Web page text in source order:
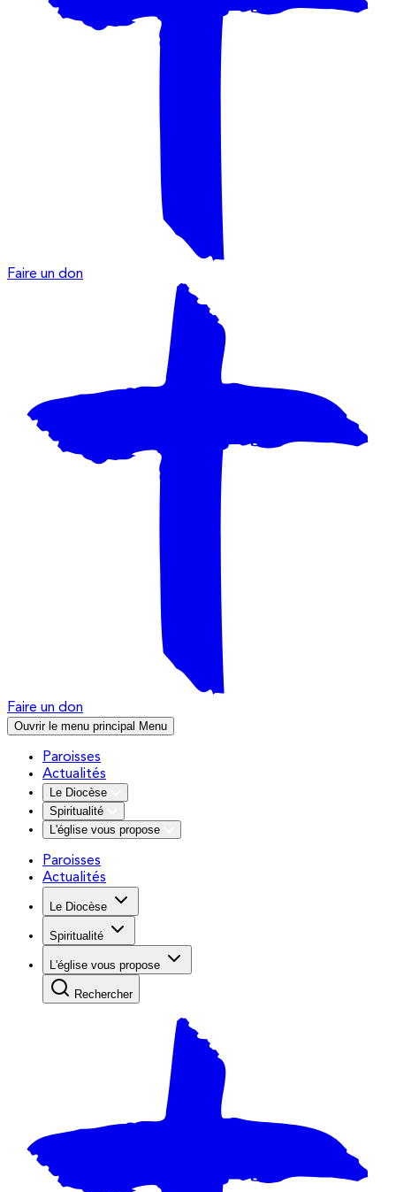
Faire un don
Faire un don
Ouvrir le menu principal Menu
Paroisses
Actualités
Le Diocèse
Spiritualité
L'église vous propose
Paroisses
Actualités
Le Diocèse
Spiritualité
L'église vous propose
Rechercher